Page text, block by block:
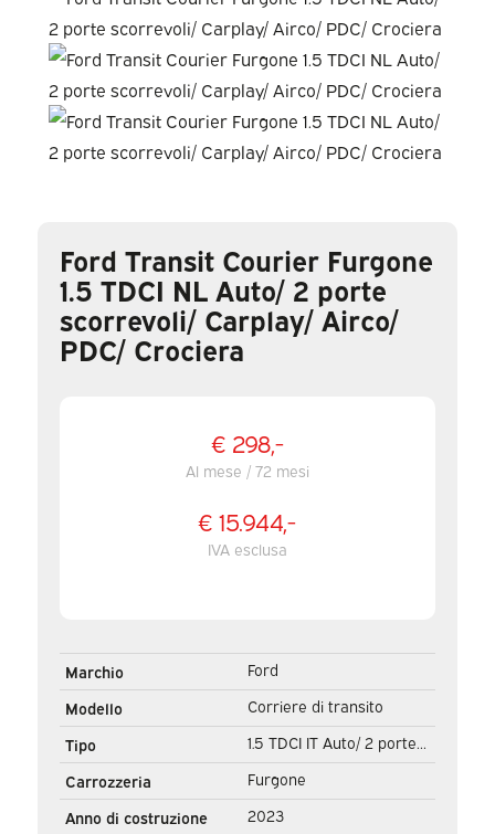
Ford Transit Courier Furgone
1.5 TDCI NL Auto/ 2 porte
scorrevoli/ Carplay/ Airco/
PDC/ Crociera
€ 298,-
Al mese / 72 mesi
€ 15.944,-
IVA esclusa
Marchio
Ford
Modello
Corriere di transito
Tipo
1.5 TDCI IT Auto/ 2 porte
scorrevoli/ Carplay/ Airco/
PDC/ Cruise
Carrozzeria
Furgone
Anno di costruzione
2023